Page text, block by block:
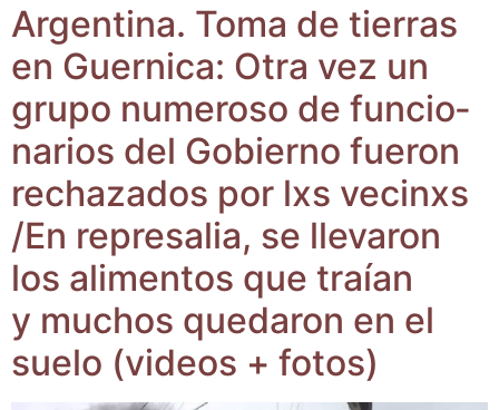
Argen­ti­na. Toma de tie­rras
en Guer­ni­ca: Otra vez un
gru­po nume­ro­so de fun­cio­
na­rios del Gobierno fue­ron
recha­za­dos por lxs vecinxs
/​En repre­sa­lia, se lle­va­ron
los ali­men­tos que traían
y muchos que­da­ron en el
sue­lo (videos + fotos)